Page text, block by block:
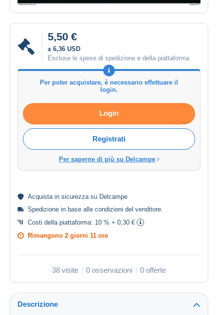
5,50 €
± 6,36 USD
Escluse le spese di spedizione e della piattaforma
Per poter acquistare, è necessario effettuare il
login.
Login
Registrati
Per saperne di più su Delcampe
Acquista in sicurezzasu Delcampe
Spedizione in base alle condizioni del venditore.
Costi della piattaforma: 10 % + 0,30 €
Rimangono 2 giorni 11 ore
38 visite 0 osservazioni 0 offerte
Descrizione